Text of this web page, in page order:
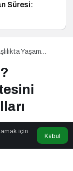
Süresi:
Yaşam
için
Kabul